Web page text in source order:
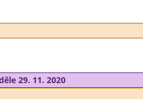
29. 11. 2020